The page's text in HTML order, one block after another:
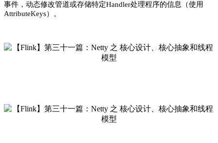
事件，动态修改管道或存储特定Handler处理程序的信息（使用
AttributeKeys）。